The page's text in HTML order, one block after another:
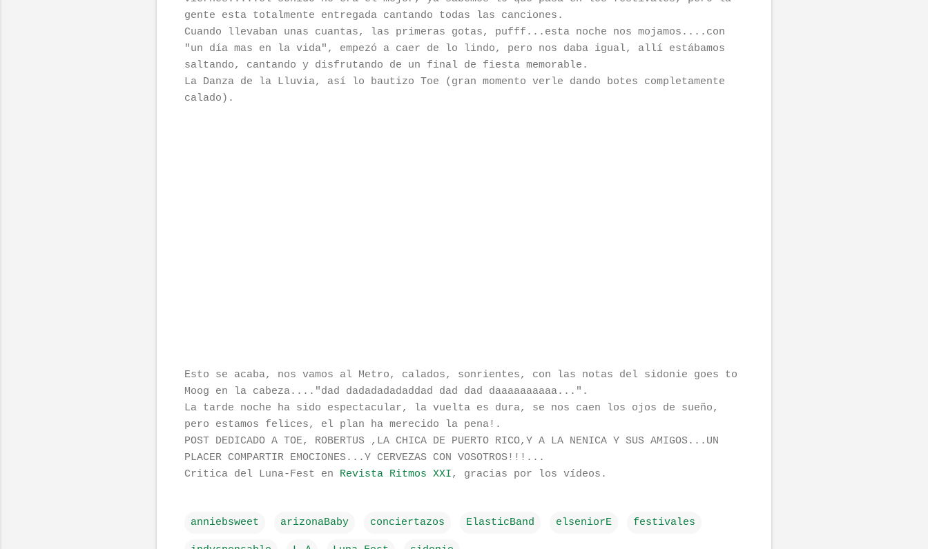
gente esta totalmente entregada cantando todas las canciones.
Cuando llevaban unas cuantas, las primeras gotas, pufff...esta noche nos mojamos....con
"un día mas en la vida", empezó a caer de lo lindo, pero nos daba igual, allí estábamos
saltando, cantando y disfrutando de un final de fiesta memorable.
La Danza de la Lluvia, así lo bautizo Toe (gran momento verle dando botes completamente
calado).
Esto se acaba, nos vamos al Metro, calados, sonrientes, con las notas del sidonie goes to
Moog en la cabeza...."dad dadadadadaddad dad dad daaaaaaaaaa...".
La tarde noche ha sido espectacular, la vuelta es dura, se nos caen los ojos de sueño,
pero estamos felices, el plan ha merecido la pena!.
POST DEDICADO A TOE, ROBERTUS ,LA CHICA DE PUERTO RICO,Y A LA NENICA Y SUS AMIGOS...UN
PLACER COMPARTIR EMOCIONES...Y CERVEZAS CON VOSOTROS!!!...
Critica del Luna-Fest en Revista Ritmos XXI, gracias por los vídeos.
anniebsweet arizonaBaby conciertazos ElasticBand elseniorE festivales